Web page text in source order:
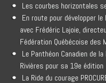
Les courbes horizontales
En route pour développer
avec Frédéric Lajoie,
Fédération Québécoise des
Le Panthéon Canadien de
Rivières pour sa 19e édition
La Ride du courage